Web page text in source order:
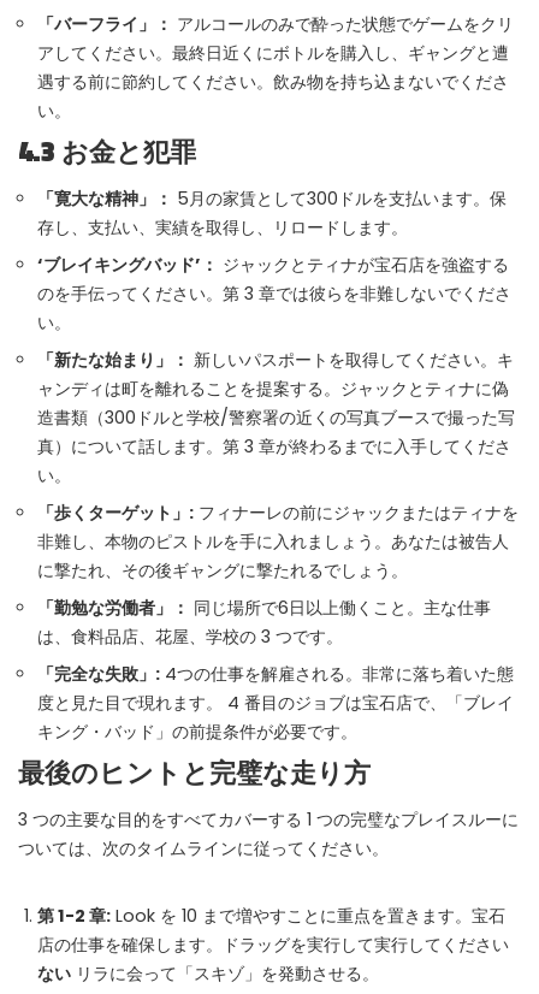
「バーフライ」： アルコールのみで酔った状態でゲームをクリ
アしてください。最終日近くにボトルを購入し、ギャングと遭
遇する前に節約してください。飲み物を持ち込まないでくださ
い。
4.3 お金と犯罪
「寛大な精神」： 5月の家賃として300ドルを支払います。保
存し、支払い、実績を取得し、リロードします。
‘ブレイキングバッド’： ジャックとティナが宝石店を強盗する
のを手伝ってください。第 3 章では彼らを非難しないでくださ
い。
「新たな始まり」： 新しいパスポートを取得してください。キ
ャンディは町を離れることを提案する。ジャックとティナに偽
造書類（300ドルと学校/警察署の近くの写真ブースで撮った写
真）について話します。第 3 章が終わるまでに入手してくださ
い。
「歩くターゲット」: フィナーレの前にジャックまたはティナを
非難し、本物のピストルを手に入れましょう。あなたは被告人
に撃たれ、その後ギャングに撃たれるでしょう。
「勤勉な労働者」： 同じ場所で6日以上働くこと。主な仕事
は、食料品店、花屋、学校の 3 つです。
「完全な失敗」: 4つの仕事を解雇される。非常に落ち着いた態
度と見た目で現れます。 4 番目のジョブは宝石店で、「ブレイ
キング・バッド」の前提条件が必要です。
最後のヒントと完璧な走り方
3 つの主要な目的をすべてカバーする 1 つの完璧なプレイスルーに
ついては、次のタイムラインに従ってください。
第 1-2 章: Look を 10 まで増やすことに重点を置きます。宝石
店の仕事を確保します。ドラッグを実行して実行してください
ない リラに会って「スキゾ」を発動させる。